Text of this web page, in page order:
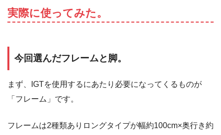
実際に使ってみた。
今回選んだフレームと脚。
まず、IGTを使用するにあたり必要になってくるものが
「フレーム」です。
フレームは2種類ありロングタイプが幅約100cm×奥行き約